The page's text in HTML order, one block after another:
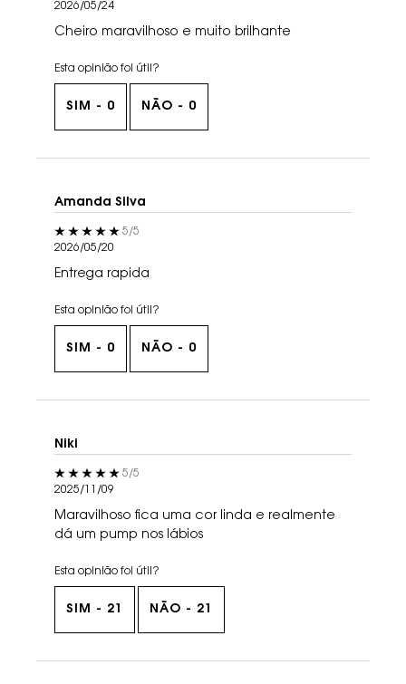
2026/05/24
Cheiro maravilhoso e muito brilhante
Esta opinião foi útil?
SIM - 0 NÃO - 0
Amanda Silva
5 out of 5 stars.5/5
2026/05/20
Entrega rapida
Esta opinião foi útil?
SIM - 0 NÃO - 0
Niki
5 out of 5 stars.5/5
2025/11/09
Maravilhoso fica uma cor linda e realmente
dá um pump nos lábios
Esta opinião foi útil?
SIM - 21 NÃO - 21